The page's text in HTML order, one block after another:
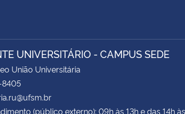
UNIVERSITÁRIO - CAMPUS SEDE
União Universitária
8405
(público externo): 09h às 13h e das 14h